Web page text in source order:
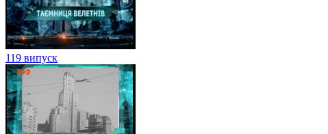
119 випуск